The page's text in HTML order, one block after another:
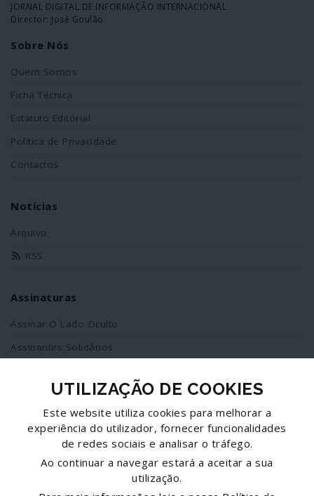
JORNAL DIGITAL DE INFORMAÇÃO INTERNACIONAL
Director: José Goulão
Sobre Nós
Quem Somos
Ficha Técnica
Estatuto Editorial
Política de Privacidade
Contactos
Notícias
Arquivo
RSS
Assinaturas
Assinar O Lado Oculto
Assinantes Solidários
Redes Sociais
Siga-nos no facebook
UTILIZAÇÃO DE COOKIES
Este website utiliza cookies para melhorar a
experiência do utilizador, fornecer funcionalidades
de redes sociais e analisar o tráfego.
Ao continuar a navegar estará a aceitar a sua
utilização.